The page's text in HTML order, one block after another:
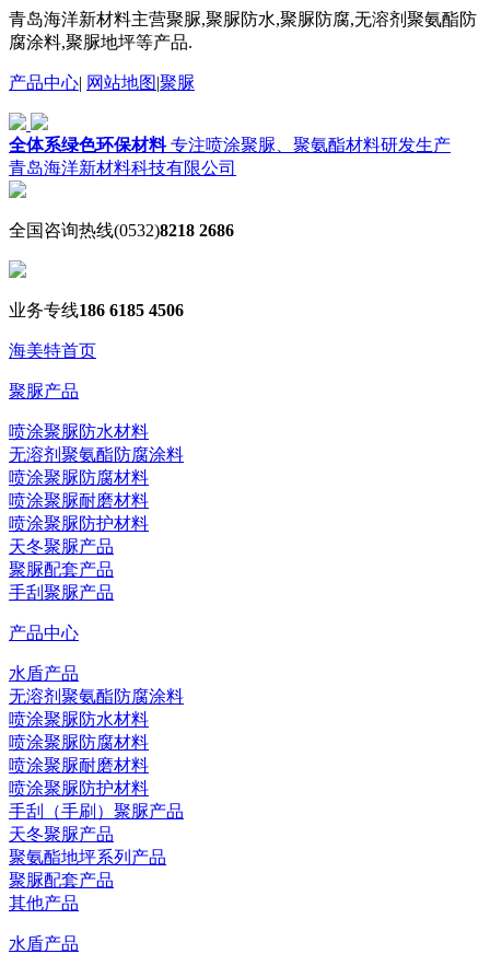
青岛海洋新材料主营聚脲,聚脲防水,聚脲防腐,无溶剂聚氨酯防
腐涂料,聚脲地坪等产品.
产品中心| 网站地图|聚脲
全体系绿色环保材料专注喷涂聚脲、聚氨酯材料研发生产
青岛海洋新材料科技有限公司
全国咨询热线(0532)8218 2686
业务专线186 6185 4506
海美特首页
聚脲产品
喷涂聚脲防水材料
无溶剂聚氨酯防腐涂料
喷涂聚脲防腐材料
喷涂聚脲耐磨材料
喷涂聚脲防护材料
天冬聚脲产品
聚脲配套产品
手刮聚脲产品
产品中心
水盾产品
无溶剂聚氨酯防腐涂料
喷涂聚脲防水材料
喷涂聚脲防腐材料
喷涂聚脲耐磨材料
喷涂聚脲防护材料
手刮（手刷）聚脲产品
天冬聚脲产品
聚氨酯地坪系列产品
聚脲配套产品
其他产品
水盾产品